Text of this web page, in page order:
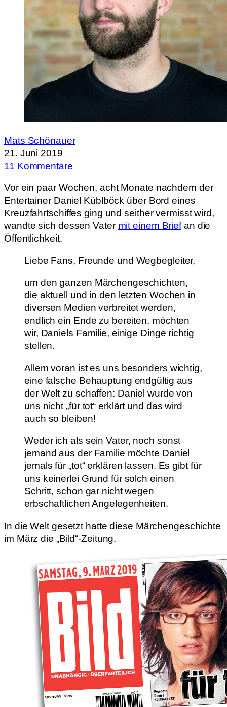
Mats Schönauer
21. Juni 2019
11 Kommentare
Vor ein paar Wochen, acht Monate nachdem der
Entertainer Daniel Küblböck über Bord eines
Kreuzfahrtschiffes ging und seither vermisst wird,
wandte sich dessen Vater mit einem Briefan die
Öffentlichkeit.
Liebe Fans, Freunde und Wegbegleiter,
um den ganzen Märchengeschichten,
die aktuell und in den letzten Wochen in
diversen Medien verbreitet werden,
endlich ein Ende zu bereiten, möchten
wir, Daniels Familie, einige Dinge richtig
stellen.
Allem voran ist es uns besonders wichtig,
eine falsche Behauptung endgültig aus
der Welt zu schaffen: Daniel wurde von
uns nicht „für tot“ erklärt und das wird
auch so bleiben!
Weder ich als sein Vater, noch sonst
jemand aus der Familie möchte Daniel
jemals für „tot“ erklären lassen. Es gibt für
uns keinerlei Grund für solch einen
Schritt, schon gar nicht wegen
erbschaftlichen Angelegenheiten.
In die Welt gesetzt hatte diese Märchengeschichte
im März die „Bild“-Zeitung.